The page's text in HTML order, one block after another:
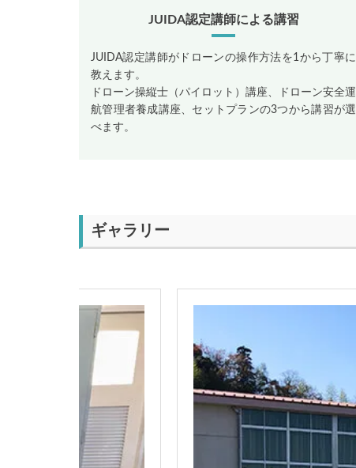
JUIDA認定講師による講習
JUIDA認定講師がドローンの操作方法を1から丁寧に
教えます。
ドローン操縦士（パイロット）講座、ドローン安全運
航管理者養成講座、セットプランの3つから講習が選
べます。
ギャラリー